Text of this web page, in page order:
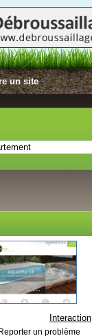
un site
Interaction
Reporter un problème